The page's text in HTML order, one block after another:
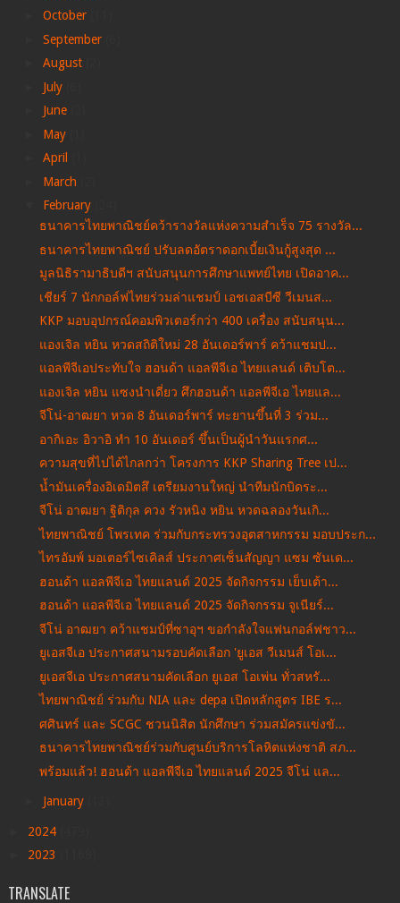
October
September
August
July
June
May
April
March
February
ธนาคารไทยพาณิชย์คว้ารางวัลแห่งความสำเร็จ 75 รางวัล...
ธนาคารไทยพาณิชย์ ปรับลดอัตราดอกเบี้ยเงินกู้สูงสุด ...
มูลนิธิรามาธิบดีฯ สนับสนุนการศึกษาแพทย์ไทย เปิดอาค...
เชียร์ 7 นักกอล์ฟไทยร่วมล่าแชมป์ เอชเอสบีซี วีเมนส...
KKP มอบอุปกรณ์คอมพิวเตอร์กว่า 400 เครื่อง สนับสนุน...
แองเจิล หยิน หวดสถิติใหม่ 28 อันเดอร์พาร์ คว้าแชมป...
แอลพีจีเอประทับใจ ฮอนด้า แอลพีจีเอ ไทยแลนด์ เติบโต...
แองเจิล หยิน แซงนำเดี่ยว ศึกฮอนด้า แอลพีจีเอ ไทยแล...
จีโน่-อาฒยา หวด 8 อันเดอร์พาร์ ทะยานขึ้นที่ 3 ร่วม...
อากิเอะ อิวาอิ ทำ 10 อันเดอร์ ขึ้นเป็นผู้นำวันแรกศ...
ความสุขที่ไปได้ไกลกว่า โครงการ KKP Sharing Tree เป...
น้ำมันเครื่องอิเดมิตสึ เตรียมงานใหญ่ นำทีมนักบิดระ...
จีโน่ อาฒยา ฐิติกุล ควง รัวหนิง หยิน หวดฉลองวันเกิ...
ไทยพาณิชย์ โพรเทค ร่วมกับกระทรวงอุตสาหกรรม มอบประก...
ไทรอัมพ์ มอเตอร์ไซเคิลส์ ประกาศเซ็นสัญญา แซม ซันเด...
ฮอนด้า แอลพีจีเอ ไทยแลนด์ 2025 จัดกิจกรรม เย็บเต้า...
ฮอนด้า แอลพีจีเอ ไทยแลนด์ 2025 จัดกิจกรรม จูเนียร์...
จีโน่ อาฒยา คว้าแชมป์ที่ซาอุฯ ขอกำลังใจแฟนกอล์ฟชาว...
ยูเอสจีเอ ประกาศสนามรอบคัดเลือก 'ยูเอส วีเมนส์ โอเ...
ยูเอสจีเอ ประกาศสนามคัดเลือก ยูเอส โอเพ่น ทั่วสหรั...
ไทยพาณิชย์ ร่วมกับ NIA และ depa เปิดหลักสูตร IBE ร...
ศศินทร์ และ SCGC ชวนนิสิต นักศึกษา ร่วมสมัครแข่งขั...
ธนาคารไทยพาณิชย์ร่วมกับศูนย์บริการโลหิตแห่งชาติ สภ...
พร้อมแล้ว! ฮอนด้า แอลพีจีเอ ไทยแลนด์ 2025 จีโน่ แล...
January
2024
2023
TRANSLATE